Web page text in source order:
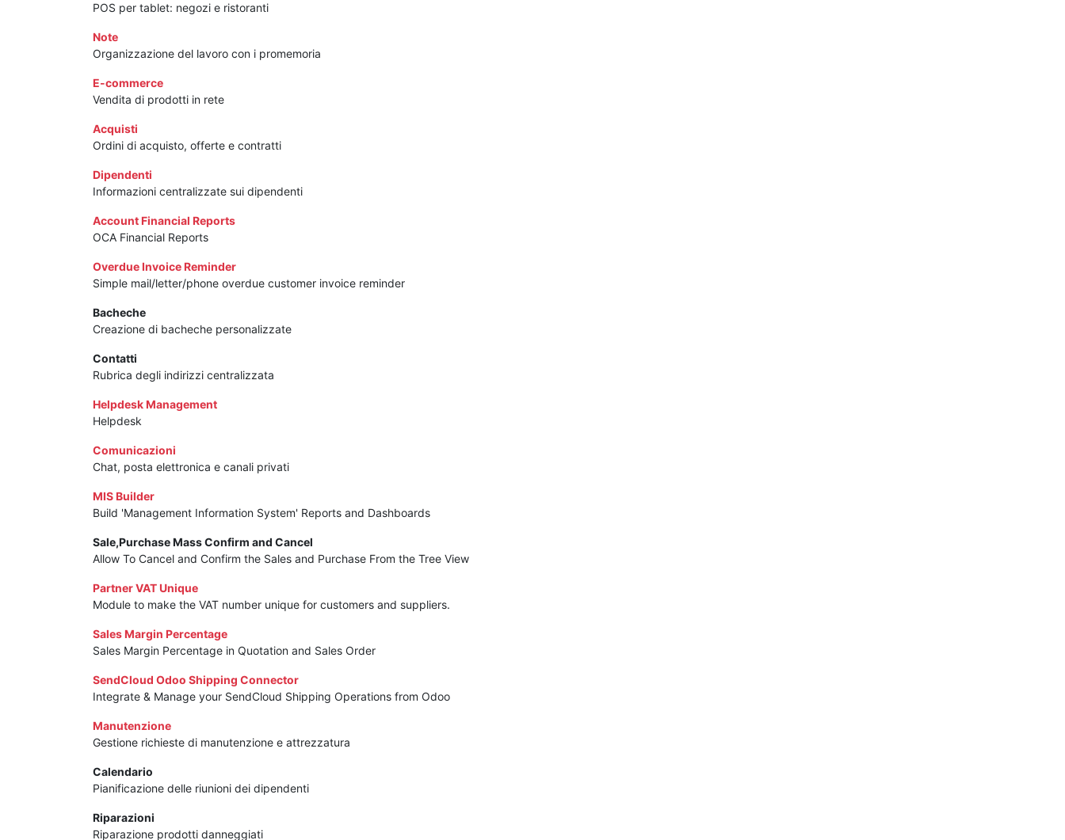
POS per tablet: negozi e ristoranti
Note
Organizzazione del lavoro con i promemoria
E-commerce
Vendita di prodotti in rete
Acquisti
Ordini di acquisto, offerte e contratti
Dipendenti
Informazioni centralizzate sui dipendenti
Account Financial Reports
OCA Financial Reports
Overdue Invoice Reminder
Simple mail/letter/phone overdue customer invoice reminder
Bacheche
Creazione di bacheche personalizzate
Contatti
Rubrica degli indirizzi centralizzata
Helpdesk Management
Helpdesk
Comunicazioni
Chat, posta elettronica e canali privati
MIS Builder
Build 'Management Information System' Reports and Dashboards
Sale,Purchase Mass Confirm and Cancel
Allow To Cancel and Confirm the Sales and Purchase From the Tree View
Partner VAT Unique
Module to make the VAT number unique for customers and suppliers.
Sales Margin Percentage
Sales Margin Percentage in Quotation and Sales Order
SendCloud Odoo Shipping Connector
Integrate & Manage your SendCloud Shipping Operations from Odoo
Manutenzione
Gestione richieste di manutenzione e attrezzatura
Calendario
Pianificazione delle riunioni dei dipendenti
Riparazioni
Riparazione prodotti danneggiati